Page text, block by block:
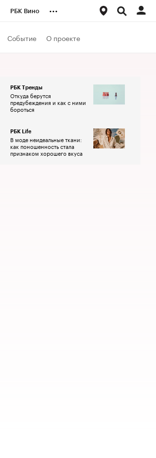
РБК Вино ...
Событие О проекте
РБК Тренды
Откуда берутся
предубеждения и как с ними
бороться
РБК Life
В моде неидеальные ткани:
как поношенность стала
признаком хорошего вкуса